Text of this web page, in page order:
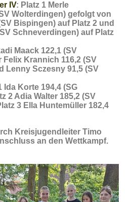
IV: Platz 1 Merle
Wolterdingen) gefolgt von
Bispingen) auf Platz 2 und
Schneverdingen) auf Platz
Maack 122,1 (SV
Krannich 116,2 (SV
Lenny Sczesny 91,5 (SV
Ida Korte 194,4 (SG
2 Adia Walter 185,2 (SV
3 Ella Huntemüller 182,4
Kreisjugendleiter Timo
an den Wettkampf.